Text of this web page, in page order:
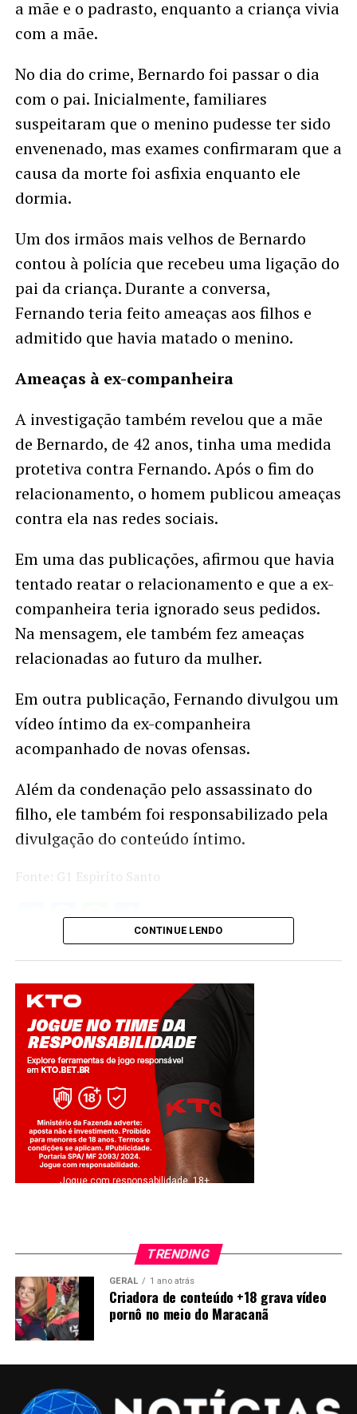
a mãe e o padrasto, enquanto a criança vivia
com a mãe.
No dia do crime, Bernardo foi passar o dia
com o pai. Inicialmente, familiares
suspeitaram que o menino pudesse ter sido
envenenado, mas exames confirmaram que a
causa da morte foi asfixia enquanto ele
dormia.
Um dos irmãos mais velhos de Bernardo
contou à polícia que recebeu uma ligação do
pai da criança. Durante a conversa,
Fernando teria feito ameaças aos filhos e
admitido que havia matado o menino.
Ameaças à ex-companheira
A investigação também revelou que a mãe
de Bernardo, de 42 anos, tinha uma medida
protetiva contra Fernando. Após o fim do
relacionamento, o homem publicou ameaças
contra ela nas redes sociais.
Em uma das publicações, afirmou que havia
tentado reatar o relacionamento e que a ex-
companheira teria ignorado seus pedidos.
Na mensagem, ele também fez ameaças
relacionadas ao futuro da mulher.
Em outra publicação, Fernando divulgou um
vídeo íntimo da ex-companheira
acompanhado de novas ofensas.
Além da condenação pelo assassinato do
filho, ele também foi responsabilizado pela
divulgação do conteúdo íntimo.
Fonte: G1 Espiríto Santo
Twitter
Facebook
WhatsApp
Share
CONTINUE LENDO
Jogue com responsabilidade. 18+
TRENDING
GERAL 1 ano atrás
Criadora de conteúdo +18 grava vídeo
pornô no meio do Maracanã